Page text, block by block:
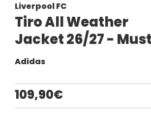
Liverpool FC
Tiro All Weather
Jacket 26/27 -
Adidas
109,90€